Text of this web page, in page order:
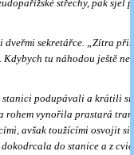
střechy, pak sjel
dveřmi sekretářce. „Zítra
tu náhodou ještě
podupávali a krátili si
rohem vynořila prastará
avšak toužícími osvojit si
do stanice a z